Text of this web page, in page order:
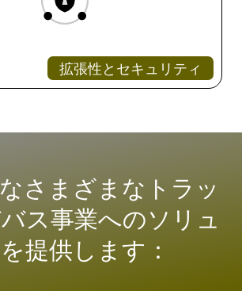
拡張性とセキュリティ
さまざまなトラッ
ス事業へのソリュ
提供します：